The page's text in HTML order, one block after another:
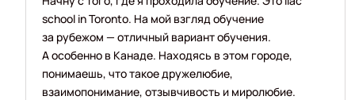
school in Toronto. На мой взгляд обучение
за рубежом — отличный вариант обучения.
А особенно в Канаде. Находясь в этом городе,
понимаешь, что такое дружелюбие,
взаимопонимание, отзывчивость и миролюбие.